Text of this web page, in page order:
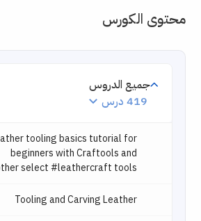
محتوى الكورس
جميع الدروس
419 درس
tooling basics tutorial for
beginners with Craftools and
select #leathercraft tools
Tooling and Carving Leather